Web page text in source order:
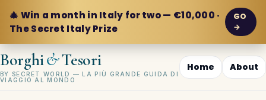
🎄 Win a month in Italy for two — €10,000 ·
The Secret Italy Prize
GO
→
Borghi&Tesori
BY SECRET WORLD — LA PIÙ GRANDE GUIDA DI
VIAGGIO AL MONDO
Home About